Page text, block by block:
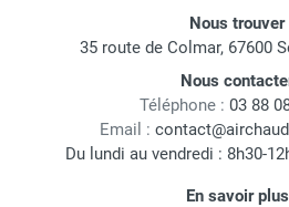
Nous trouver
35 route de Colmar, 67600
Nous
Téléphone : 03 88
Email :
Du lundi au vendredi : 8h30-
En savoir plus